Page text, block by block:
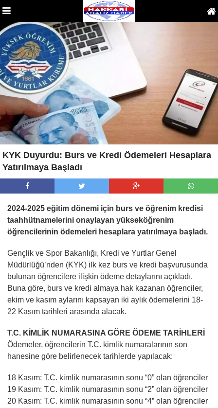
KYK Duyurdu: Burs ve Kredi Ödemeleri Hesaplara
Yatırılmaya Başladı
2024-2025 eğitim dönemi için burs ve öğrenim kredisi
taahhütnamelerini onaylayan yükseköğrenim
öğrencilerinin ödemeleri hesaplara yatırılmaya başladı.
Gençlik ve Spor Bakanlığı, Kredi ve Yurtlar Genel
Müdürlüğü’nden (KYK) ilk kez burs ve kredi başvurusunda
bulunan öğrencilere ilişkin ödeme detaylarını açıkladı.
Buna göre, burs ve kredi almaya hak kazanan öğrenciler,
ekim ve kasım aylarını kapsayan iki aylık ödemelerini 18-
22 Kasım tarihleri arasında alacak.
T.C. KİMLİK NUMARASINA GÖRE ÖDEME TARİHLERİ
Ödemeler, öğrencilerin T.C. kimlik numaralarının son
hanesine göre belirlenecek tarihlerde yapılacak:
18 Kasım: T.C. kimlik numarasının sonu “0” olan öğrenciler
19 Kasım: T.C. kimlik numarasının sonu “2” olan öğrenciler
20 Kasım: T.C. kimlik numarasının sonu “4” olan öğrenciler